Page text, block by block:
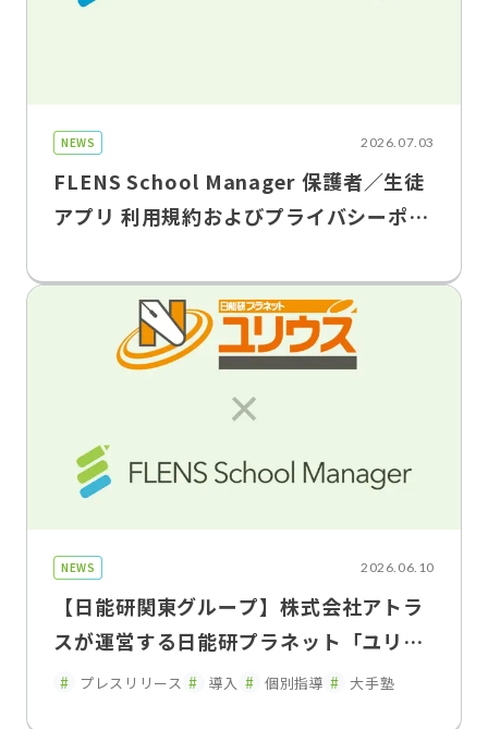
NEWS 2026.07.03
FLENS School Manager 保護者／生徒
アプリ 利用規約およびプライバシーポリ
NEWS 2026.06.10
【日能研関東グループ】株式会社アトラ
スが運営する日能研プラネット「ユリウ
ス」の神奈川・東京・埼玉の 一部教室で
プレスリリース 導入 個別指導 大手塾